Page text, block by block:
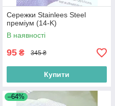
Сережки Stainlees Steel
преміум (14-K)
В наявності
95 ₴ 345 ₴
Купити
–64%